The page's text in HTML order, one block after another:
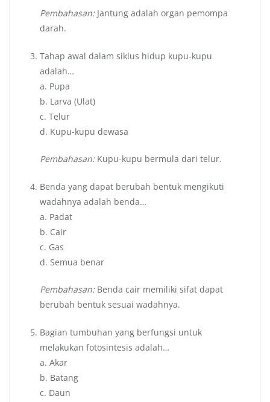
Pembahasan:Jantung adalah organ pemompa
darah.
Tahap awal dalam siklus hidup kupu-kupu
adalah…
a. Pupa
b. Larva (Ulat)
c. Telur
d. Kupu-kupu dewasa
Pembahasan:Kupu-kupu bermula dari telur.
Benda yang dapat berubah bentuk mengikuti
wadahnya adalah benda…
a. Padat
b. Cair
c. Gas
d. Semua benar
Pembahasan:Benda cair memiliki sifat dapat
berubah bentuk sesuai wadahnya.
Bagian tumbuhan yang berfungsi untuk
melakukan fotosintesis adalah…
a. Akar
b. Batang
c. Daun